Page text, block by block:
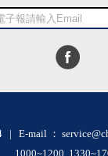
| E-mail ：
1000~1200